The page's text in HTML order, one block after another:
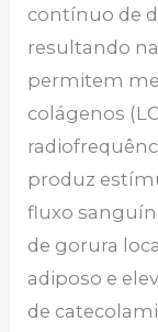
contínuo de
resultando
permitem
colágenos
produz
fluxo
de gorura
adiposo e
de